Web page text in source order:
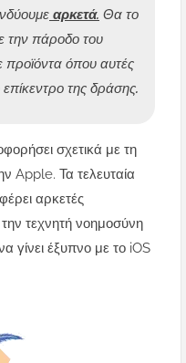
αρκετά. Θα το
την πάροδο του
προϊόντα όπου αυτές
επίκεντρο της δράσης.
σχετικά με τη
Apple. Τα τελευταία
αρκετές
την τεχνητή νοημοσύνη
γίνει έξυπνο με το iOS